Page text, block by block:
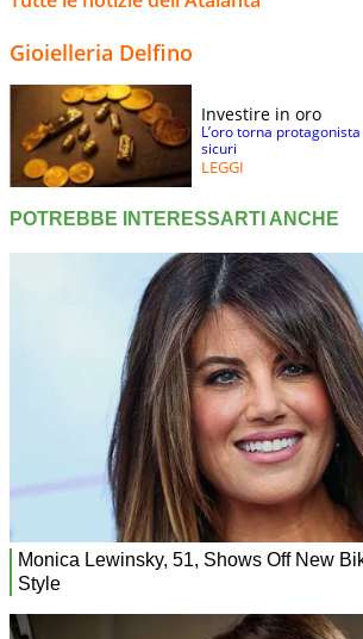
Gioielleria Delfino
Investire in oro
L’oro torna
sicuri
LEGGI